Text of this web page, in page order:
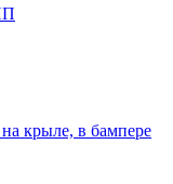
крыле, в бампере